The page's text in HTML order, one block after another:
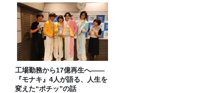
工場勤務から17億再生へ——
『モナキ』4人が語る、人生を
変えた“ポチッ”の話